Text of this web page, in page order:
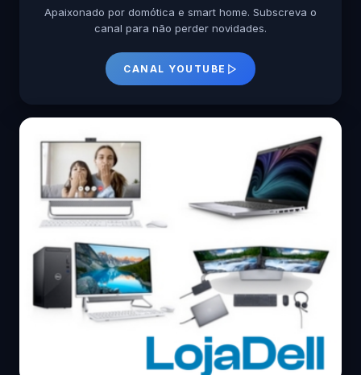
Apaixonado por domótica e smart home. Subscreva o
canal para não perder novidades.
CANAL YOUTUBE